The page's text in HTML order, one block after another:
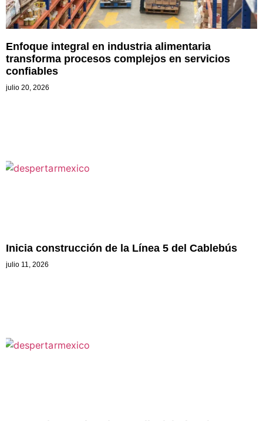
Enfoque integral en industria alimentaria
transforma procesos complejos en servicios
confiables
julio 20, 2026
Inicia construcción de la Línea 5 del Cablebús
julio 11, 2026